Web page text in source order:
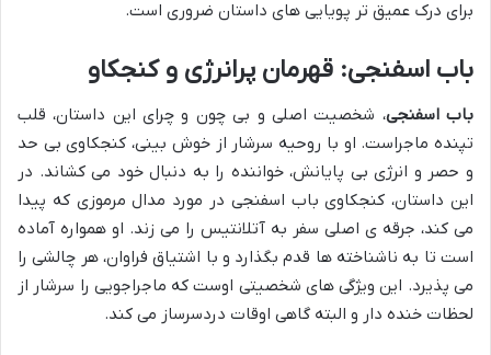
برای درک عمیق تر پویایی های داستان ضروری است.
باب اسفنجی: قهرمان پرانرژی و کنجکاو
باب اسفنجی، شخصیت اصلی و بی چون و چرای این داستان، قلب
تپنده ماجراست. او با روحیه سرشار از خوش بینی، کنجکاوی بی حد
و حصر و انرژی بی پایانش، خواننده را به دنبال خود می کشاند. در
این داستان، کنجکاوی باب اسفنجی در مورد مدال مرموزی که پیدا
می کند، جرقه ی اصلی سفر به آتلانتیس را می زند. او همواره آماده
است تا به ناشناخته ها قدم بگذارد و با اشتیاق فراوان، هر چالشی را
می پذیرد. این ویژگی های شخصیتی اوست که ماجراجویی را سرشار از
لحظات خنده دار و البته گاهی اوقات دردسرساز می کند.